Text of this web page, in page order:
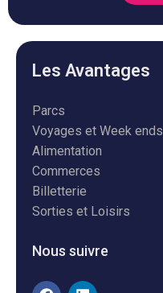
Les Avantages
Parcs
Voyages et Week ends
Alimentation
Commerces
Billetterie
Sorties et Loisirs
Nous suivre